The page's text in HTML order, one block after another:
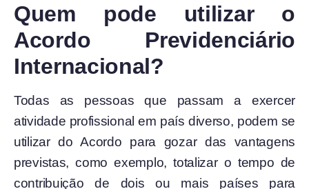
Quem pode utilizar o
Acordo Previdenciário
Internacional?
Todas as pessoas que passam a exercer
atividade profissional em país diverso, podem se
utilizar do Acordo para gozar das vantagens
previstas, como exemplo, totalizar o tempo de
contribuição de dois ou mais países para